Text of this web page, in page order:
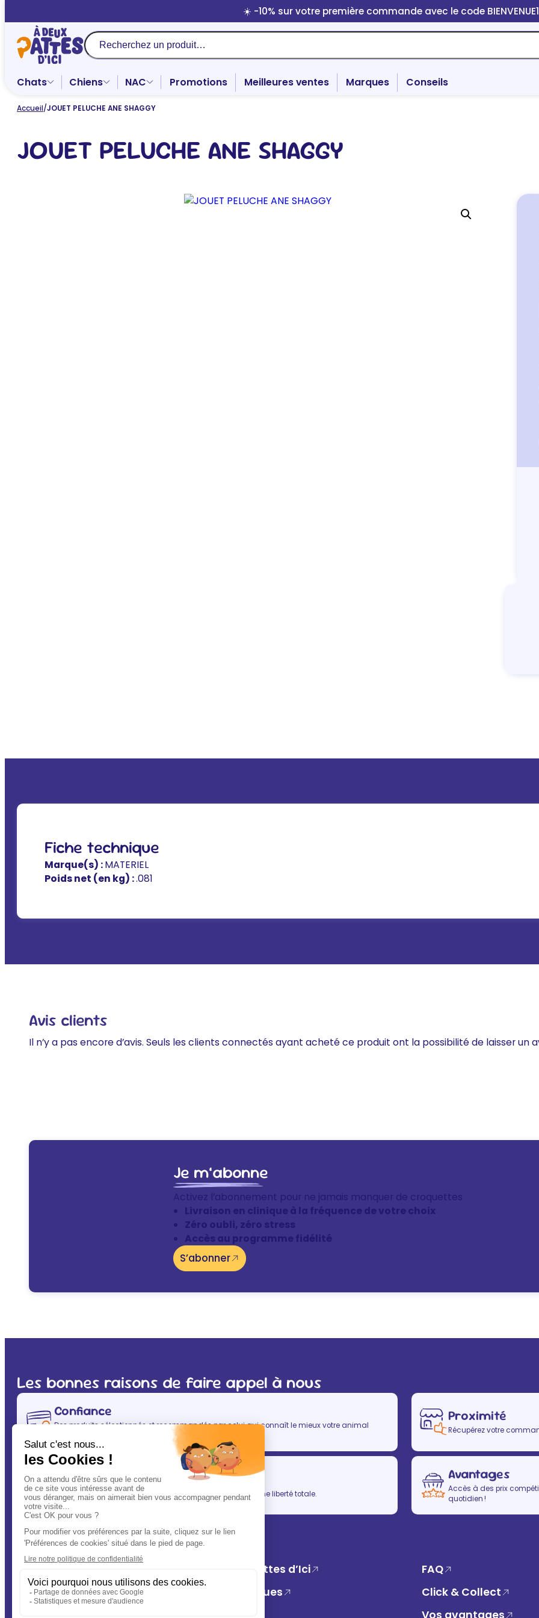
au
contenu
☀️ -10% sur votre première commande avec le code
Recherche
Chats Chiens NAC Promotions Meilleures ventes Marques Conseils
Accueil/JOUET PELUCHE ANE SHAGGY
JOUET PELUCHE ANE SHAGGY
Fiche technique
Marque(s) :MATERIEL
Poids net (en kg) :.081
Avis clients
Il n’y a pas encore d’avis. Seuls les clients connectés ayant acheté ce produit ont la possibilité de laisser un
Je m’abonne
Activez l’abonnement pour ne jamais manquer de croquettes
Livraison en clinique à la fréquence de votre choix
Zéro oubli, zéro stress
Accès au programme fidélité
S’abonner
Les bonnes raisons de faire appel à nous
Confiance
Des produits sélectionnés et recommandés par celui qui connaît le mieux votre animal
(après vous évidemment ! ) : votre vétérinaire.
Proximité
Récupérez votre
Simplicité
En un clic, vous allégez votre quotidien, tout en gardant une liberté totale.
Avantages
Accès à des prix
quotidien !
A Deux Pattes d’Ici
FAQ
Nos cliniques
Click & Collect